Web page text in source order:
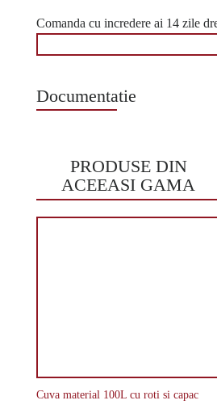
Comanda cu incredere ai 14 zile
Documentatie
PRODUSE DIN
ACEEASI GAMA
Cuva material 100L cu roti si capac